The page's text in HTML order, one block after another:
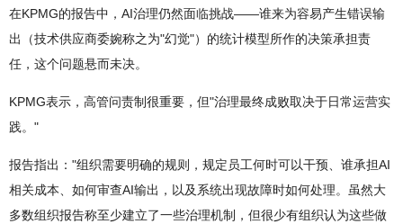
在KPMG的报告中，AI治理仍然面临挑战——谁来为容易产生错误输
出（技术供应商委婉称之为"幻觉"）的统计模型所作的决策承担责
任，这个问题悬而未决。
KPMG表示，高管问责制很重要，但"治理最终成败取决于日常运营实
践。"
报告指出："组织需要明确的规则，规定员工何时可以干预、谁承担AI
相关成本、如何审查AI输出，以及系统出现故障时如何处理。虽然大
多数组织报告称至少建立了一些治理机制，但很少有组织认为这些做